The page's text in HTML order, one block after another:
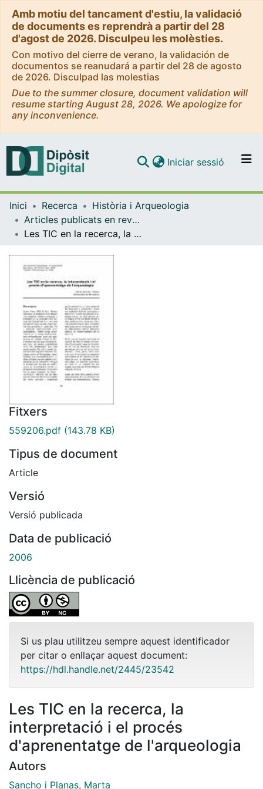
Amb motiu del tancament d'estiu, la validació
de documents es reprendrà a partir del 28
d'agost de 2026. Disculpeu les molèsties.
Con motivo del cierre de verano, la validación de
documentos se reanudará a partir del 28 de agosto
de 2026. Disculpad las molestias
Due to the summer closure, document validation will
resume starting August 28, 2026. We apologize for
any inconvenience.
Navega per tot el DD
Com publicar
Iniciar sessió (current)
Inici Recerca
Història i Arqueologia
Articles publicats en revistes (Història i Arqueologia)
Les TIC en la recerca, la interpretació i el procés d'aprenentatge de l'arqueologia
Fitxers
559206.pdf (143.78 KB)
Tipus de document
Article
Versió
Versió publicada
Data de publicació
2006
Llicència de publicació
Si us plau utilitzeu sempre aquest identificador
per citar o enllaçar aquest document:
https://hdl.handle.net/2445/23542
Les TIC en la recerca, la
interpretació i el procés
d'aprenentatge de l'arqueologia
Autors
Sancho i Planas, Marta